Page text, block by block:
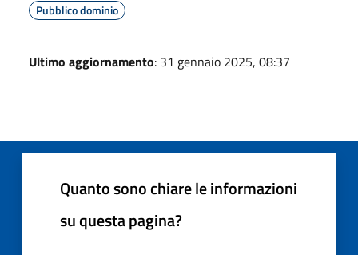
Pubblico dominio
Ultimo aggiornamento: 31 gennaio 2025, 08:37
Quanto sono chiare le informazioni
su questa pagina?